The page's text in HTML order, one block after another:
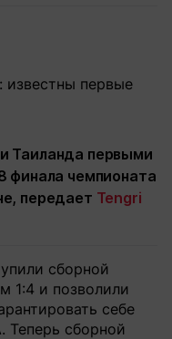
Таиланда первыми
финала чемпионата
передает Tengri
сборной
1:4 и позволили
себе
Теперь сборной